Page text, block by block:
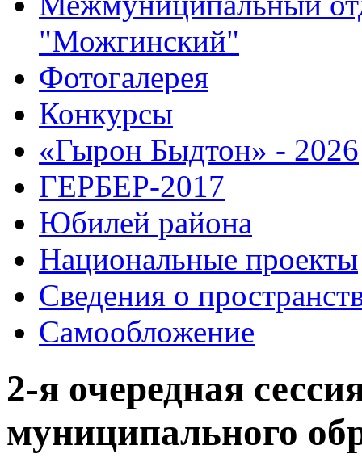
"Можгинский"
Фотогалерея
Конкурсы
«Гырон Быдтон» - 2026
ГЕРБЕР-2017
Юбилей района
Национальные проекты
Сведения о
Самообложение
2-я очередная
муниципального